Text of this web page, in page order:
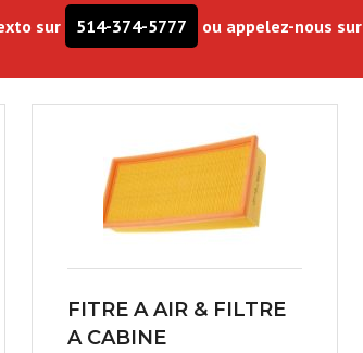
sur 514-374-5777 ou appelez-nous sur
FITRE A AIR & FILTRE
A CABINE